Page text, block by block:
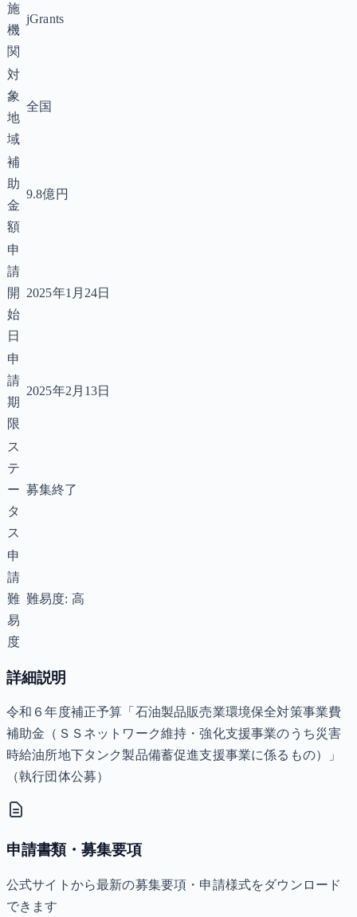
施
機
関
jGrants
対
象
地
域
全国
補
助
金
額
9.8億円
申
請
開
始
日
2025年1月24日
申
請
期
限
2025年2月13日
ス
テ
ー
タ
ス
募集終了
申
請
難
易
度
難易度: 高
詳細説明
令和６年度補正予算「石油製品販売業環境保全対策事業費
補助金（ＳＳネットワーク維持・強化支援事業のうち災害
時給油所地下タンク製品備蓄促進支援事業に係るもの）」
（執行団体公募）
申請書類・募集要項
公式サイトから最新の募集要項・申請様式をダウンロード
できます